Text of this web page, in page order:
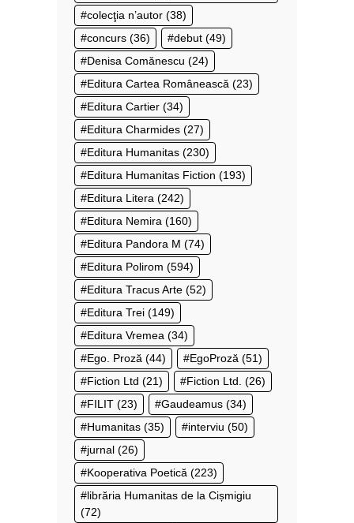
colecţia n’autor (38)
concurs (36) debut (49)
Denisa Comănescu (24)
Editura Cartea Românească (23)
Editura Cartier (34)
Editura Charmides (27)
Editura Humanitas (230)
Editura Humanitas Fiction (193)
Editura Litera (242)
Editura Nemira (160)
Editura Pandora M (74)
Editura Polirom (594)
Editura Tracus Arte (52)
Editura Trei (149)
Editura Vremea (34)
Ego. Proză (44) EgoProză (51)
Fiction Ltd (21) Fiction Ltd. (26)
FILIT (23) Gaudeamus (34)
Humanitas (35) interviu (50)
jurnal (26)
Kooperativa Poetică (223)
librăria Humanitas de la Cișmigiu
(72)